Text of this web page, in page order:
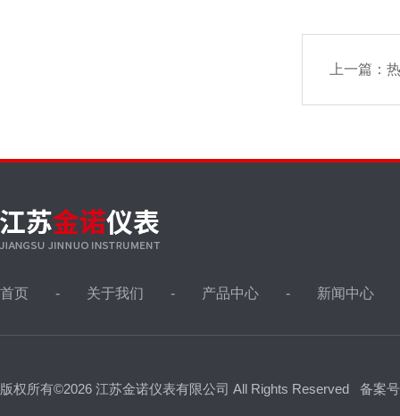
上一篇：
首页 关于我们 产品中心 新闻中心
版权所有©2026 江苏金诺仪表有限公司 All Rights Reserved 备案